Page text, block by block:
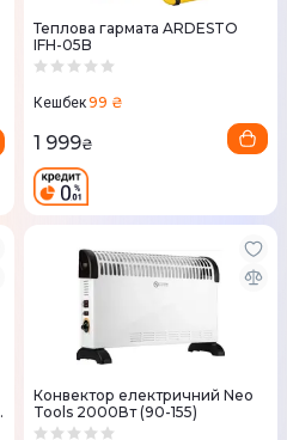
Теплова гармата ARDESTO
IFH-05B
Кешбек99 ₴
1 999₴
Конвектор електричний Neo
Tools 2000Вт (90-155)